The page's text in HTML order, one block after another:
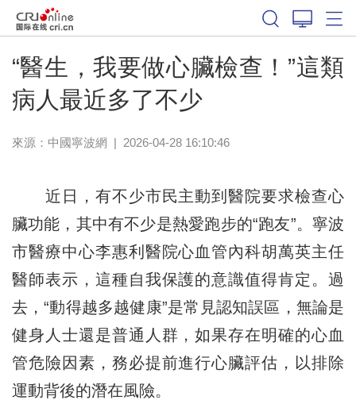
“醫生，我要做心臟檢查！”這類
病人最近多了不少
來源： 中國寧波網 | 2026-04-28 16:10:46
近日，有不少市民主動到醫院要求檢查心
臟功能，其中有不少是熱愛跑步的“跑友”。寧波
市醫療中心李惠利醫院心血管內科胡萬英主任
醫師表示，這種自我保護的意識值得肯定。過
去，“動得越多越健康”是常見認知誤區，無論是
健身人士還是普通人群，如果存在明確的心血
管危險因素，務必提前進行心臟評估，以排除
運動背後的潛在風險。